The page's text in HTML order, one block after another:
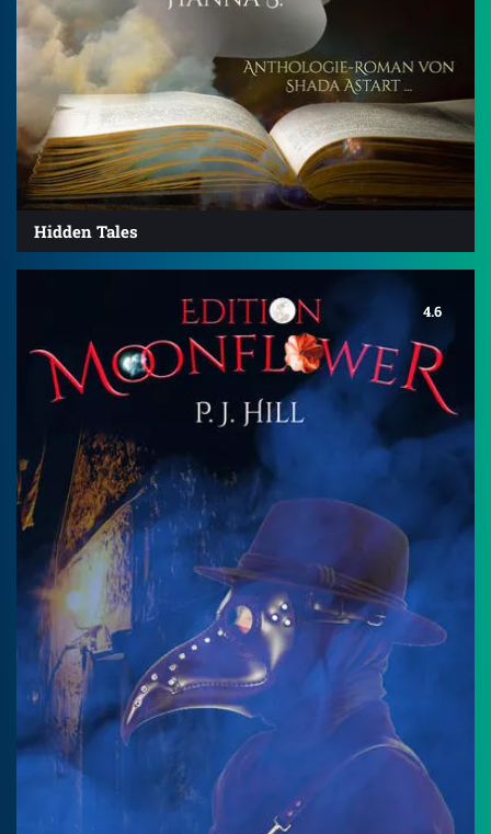
Hidden Tales
4.6